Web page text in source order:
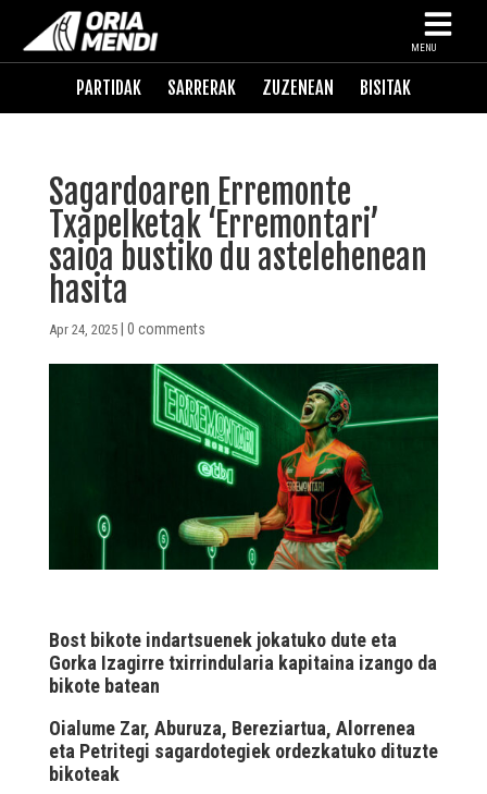
MENU
PARTIDAK SARRERAK ZUZENEAN BISITAK
Sagardoaren Erremonte
Txapelketak ‘Erremontari’
saioa bustiko du astelehenean
hasita
Apr 24, 2025| 0 comments
Bost bikote indartsuenek jokatuko dute eta
Gorka Izagirre txirrindularia kapitaina izango da
bikote batean
Oialume Zar, Aburuza, Bereziartua, Alorrenea
eta Petritegi sagardotegiek ordezkatuko dituzte
bikoteak